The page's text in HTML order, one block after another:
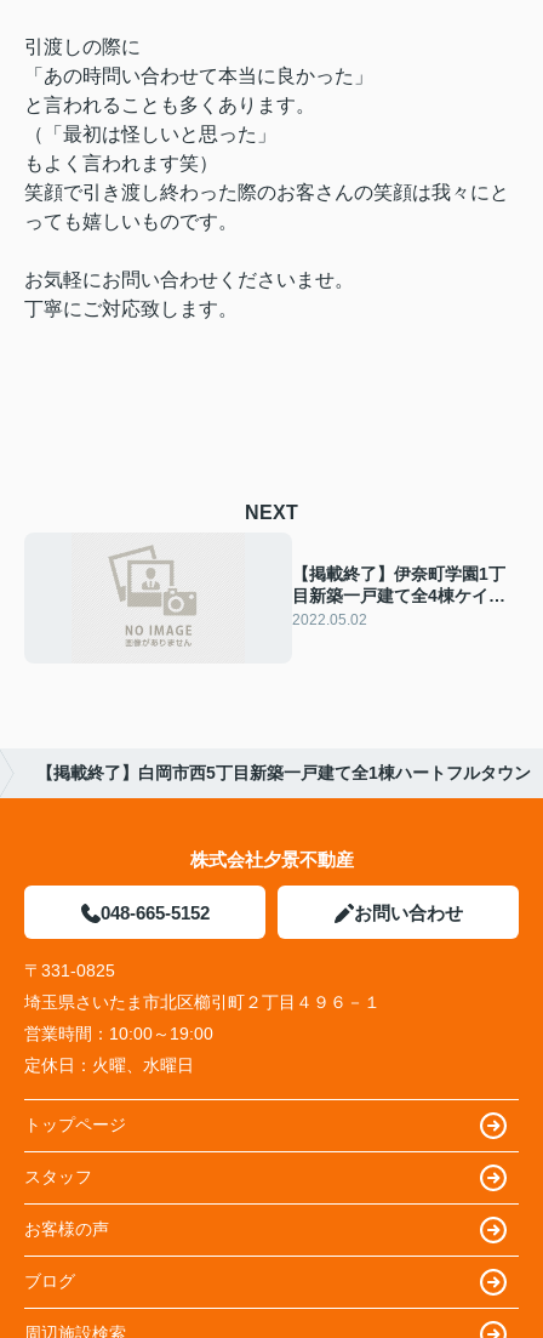
引渡しの際に
「あの時問い合わせて本当に良かった」
と言われることも多くあります。
（「最初は怪しいと思った」
もよく言われます笑）
笑顔で引き渡し終わった際のお客さんの笑顔は我々にと
っても嬉しいものです。
お気軽にお問い合わせくださいませ。
丁寧にご対応致します。
NEXT
【掲載終了】伊奈町学園1丁
目新築一戸建て全4棟ケイア
イフィット
2022.05.02
【掲載終了】白岡市西5丁目新築一戸建て全1棟ハートフルタウン
株式会社夕景不動産
048-665-5152 お問い合わせ
〒331-0825
埼玉県さいたま市北区櫛引町２丁目４９６－１
営業時間： 10:00～19:00
定休日： 火曜、水曜日
トップページ
スタッフ
お客様の声
ブログ
周辺施設検索